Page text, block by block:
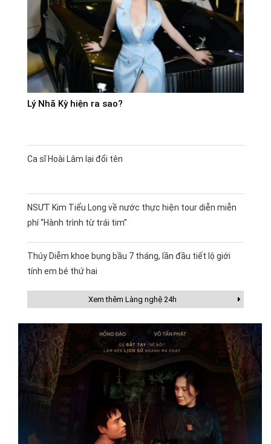
Lý Nhã Kỳ hiện ra sao?
Ca sĩ Hoài Lâm lại đổi tên
NSƯT Kim Tiểu Long về nước thực hiện tour diễn miễn
phí “Hành trình từ trái tim”
Thúy Diễm khoe bụng bầu 7 tháng, lần đầu tiết lộ giới
tính em bé thứ hai
Xem thêm Làng nghệ 24h